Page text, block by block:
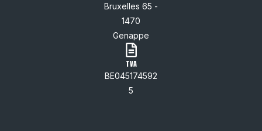
Bruxelles 65 -
1470
Genappe
TVA
BE045174592
5